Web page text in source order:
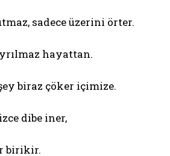
sadece üzerini örter.
hayattan.
biraz çöker içimize.
dibe iner,
birikir.